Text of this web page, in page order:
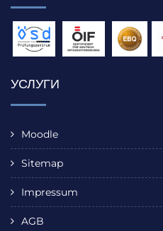
УСЛУГИ
Moodle
Sitemap
Impressum
AGB